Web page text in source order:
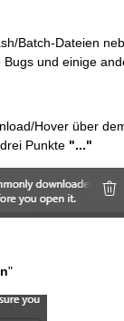
Batch-Dateien
und einige
Hover über
Punkte "..."
"